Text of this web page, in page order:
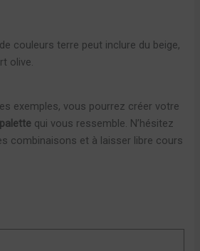
couleurs terre peut inclure du beige,
olive.
exemples, vous pourrez créer votre
qui vous ressemble. N’hésitez
combinaisons et à laisser libre cours